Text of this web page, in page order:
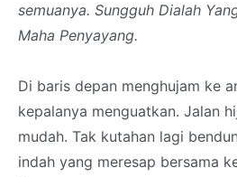
semuanya. Sungguh Dialah
Maha Penyayang.
Di baris depan menghujam ke
kepalanya menguatkan. Jalan
mudah. Tak kutahan lagi
indah yang meresap bersama